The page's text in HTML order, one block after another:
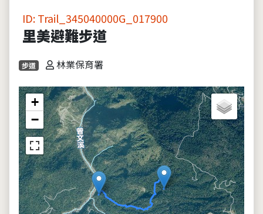
ID: Trail_345040000G_017900
里美避難步道
步道 林業保育署
+
−